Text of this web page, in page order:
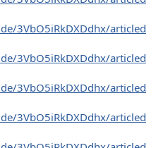
3VbO5iRkDXDdhx/articled
3VbO5iRkDXDdhx/articled
3VbO5iRkDXDdhx/articled
3VbO5iRkDXDdhx/articled